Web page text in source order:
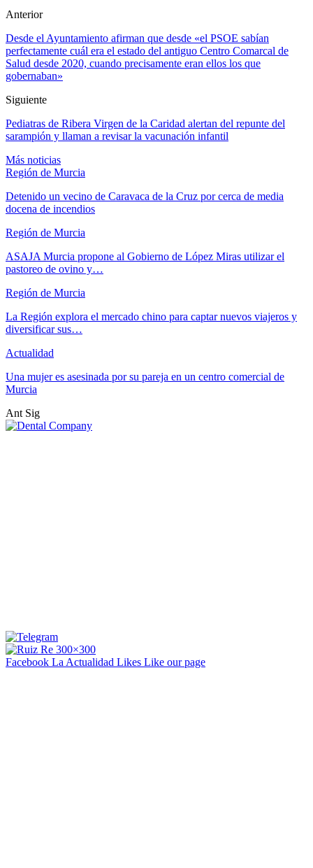
Anterior
Desde el Ayuntamiento afirman que desde «el PSOE sabían
perfectamente cuál era el estado del antiguo Centro Comarcal de
Salud desde 2020, cuando precisamente eran ellos los que
gobernaban»
Siguiente
Pediatras de Ribera Virgen de la Caridad alertan del repunte del
sarampión y llaman a revisar la vacunación infantil
Más noticias
Región de Murcia
Detenido un vecino de Caravaca de la Cruz por cerca de media
docena de incendios
Región de Murcia
ASAJA Murcia propone al Gobierno de López Miras utilizar el
pastoreo de ovino y…
Región de Murcia
La Región explora el mercado chino para captar nuevos viajeros y
diversificar sus…
Actualidad
Una mujer es asesinada por su pareja en un centro comercial de
Murcia
Ant Sig
Facebook La Actualidad Likes Like our page